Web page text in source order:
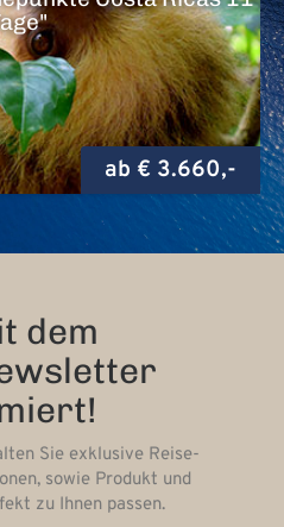
ab € 3.660,-
dem
Sie exklusive Reise-
sowie Produkt und
zu Ihnen passen.